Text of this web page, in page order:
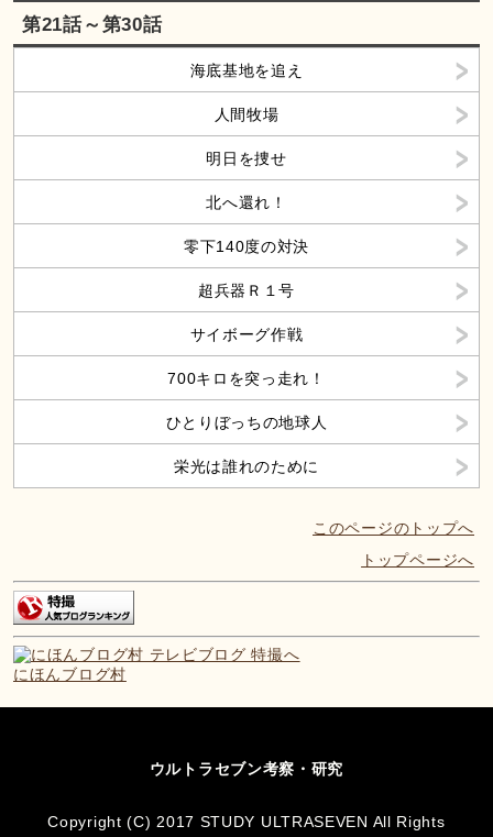
第21話～第30話
海底基地を追え
人間牧場
明日を捜せ
北へ還れ！
零下140度の対決
超兵器Ｒ１号
サイボーグ作戦
700キロを突っ走れ！
ひとりぼっちの地球人
栄光は誰れのために
このページのトップへ
トップページへ
にほんブログ村
ウルトラセブン考察・研究
Copyright (C) 2017 STUDY ULTRASEVEN All Rights